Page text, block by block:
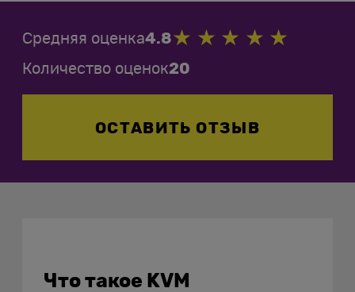
Средняя оценка4.8
Количество оценок20
ОСТАВИТЬ ОТЗЫВ
Что такое KVM